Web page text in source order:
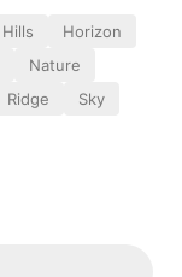
Hills
Horizon
Nature
Ridge
Sky